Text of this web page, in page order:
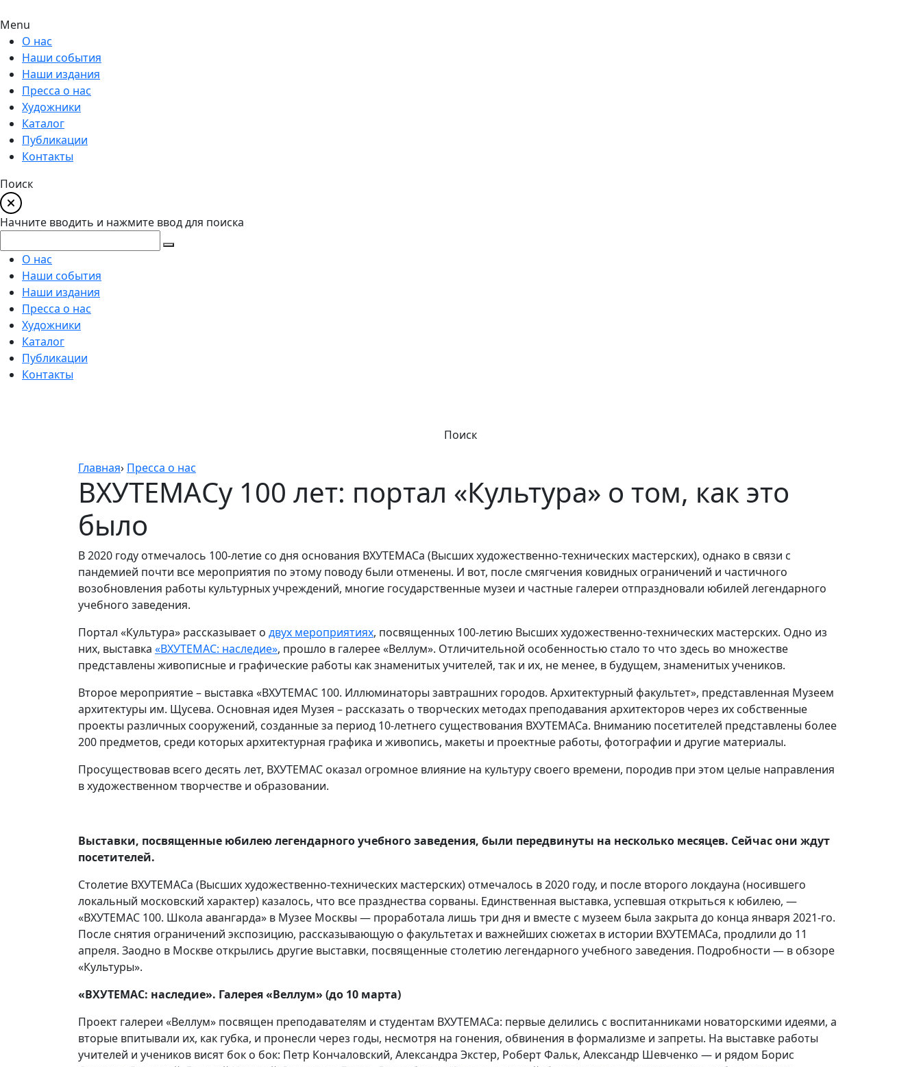
Menu
О нас
Наши события
Наши издания
Пресса о нас
Художники
Каталог
Публикации
Контакты
Поиск
Начните вводить и нажмите ввод для поиска
О нас
Наши события
Наши издания
Пресса о нас
Художники
Каталог
Публикации
Контакты
Поиск
Главная› Пресса о нас
ВХУТЕМАСу 100 лет: портал «Культура» о том, как это
было
В 2020 году отмечалось 100-летие со дня основания ВХУТЕМАСа (Высших художественно-технических мастерских), однако в связи с
пандемией почти все мероприятия по этому поводу были отменены. И вот, после смягчения ковидных ограничений и частичного
возобновления работы культурных учреждений, многие государственные музеи и частные галереи отпраздновали юбилей легендарного
учебного заведения.
Портал «Культура» рассказывает о двух мероприятиях, посвященных 100-летию Высших художественно-технических мастерских. Одно из
них, выставка «ВХУТЕМАС: наследие», прошло в галерее «Веллум». Отличительной особенностью стало то что здесь во множестве
представлены живописные и графические работы как знаменитых учителей, так и их, не менее, в будущем, знаменитых учеников.
Второе мероприятие – выставка «ВХУТЕМАС 100. Иллюминаторы завтрашних городов. Архитектурный факультет», представленная Музеем
архитектуры им. Щусева. Основная идея Музея – рассказать о творческих методах преподавания архитекторов через их собственные
проекты различных сооружений, созданные за период 10-летнего существования ВХУТЕМАСа. Вниманию посетителей представлены более
200 предметов, среди которых архитектурная графика и живопись, макеты и проектные работы, фотографии и другие материалы.
Просуществовав всего десять лет, ВХУТЕМАС оказал огромное влияние на культуру своего времени, породив при этом целые направления
в художественном творчестве и образовании.
Выставки, посвященные юбилею легендарного учебного заведения, были передвинуты на несколько месяцев. Сейчас они ждут
посетителей.
Столетие ВХУТЕМАСа (Высших художественно-технических мастерских) отмечалось в 2020 году, и после второго локдауна (носившего
локальный московский характер) казалось, что все празднества сорваны. Единственная выставка, успевшая открыться к юбилею, —
«ВХУТЕМАС 100. Школа авангарда» в Музее Москвы — проработала лишь три дня и вместе с музеем была закрыта до конца января 2021-го.
После снятия ограничений экспозицию, рассказывающую о факультетах и важнейших сюжетах в истории ВХУТЕМАСа, продлили до 11
апреля. Заодно в Москве открылись другие выставки, посвященные столетию легендарного учебного заведения. Подробности — в обзоре
«Культуры».
«ВХУТЕМАС: наследие». Галерея «Веллум» (до 10 марта)
Проект галереи «Веллум» посвящен преподавателям и студентам ВХУТЕМАСа: первые делились с воспитанниками новаторскими идеями, а
вторые впитывали их, как губка, и пронесли через годы, несмотря на гонения, обвинения в формализме и запреты. На выставке работы
учителей и учеников висят бок о бок: Петр Кончаловский, Александра Экстер, Роберт Фальк, Александр Шевченко — и рядом Борис